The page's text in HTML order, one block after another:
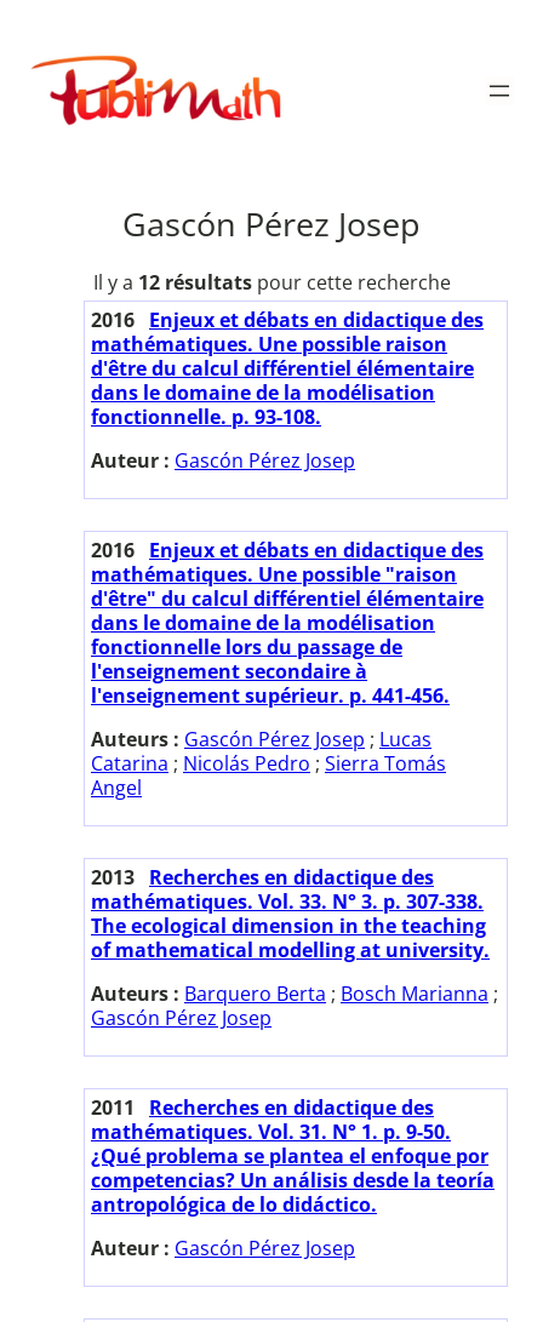
contenu
Publimath
Gascón Pérez Josep
Il y a 12 résultatspour cette recherche
2016 Enjeux et débats en didactique des
mathématiques. Une possible raison
d'être du calcul différentiel élémentaire
dans le domaine de la modélisation
fonctionnelle. p. 93-108.
Auteur : Gascón Pérez Josep
2016 Enjeux et débats en didactique des
mathématiques. Une possible "raison
d'être" du calcul différentiel élémentaire
dans le domaine de la modélisation
fonctionnelle lors du passage de
l'enseignement secondaire à
l'enseignement supérieur. p. 441-456.
Auteurs : Gascón Pérez Josep ; Lucas
Catarina ; Nicolás Pedro ; Sierra Tomás
Angel
2013 Recherches en didactique des
mathématiques. Vol. 33. N° 3. p. 307-338.
The ecological dimension in the teaching
of mathematical modelling at university.
Auteurs : Barquero Berta ; Bosch Marianna ;
Gascón Pérez Josep
2011
Recherches en didactique des
mathématiques. Vol. 31. N° 1. p. 9-50.
¿Qué problema se plantea el enfoque por
competencias? Un análisis desde la teoría
antropológica de lo didáctico.
Auteur : Gascón Pérez Josep